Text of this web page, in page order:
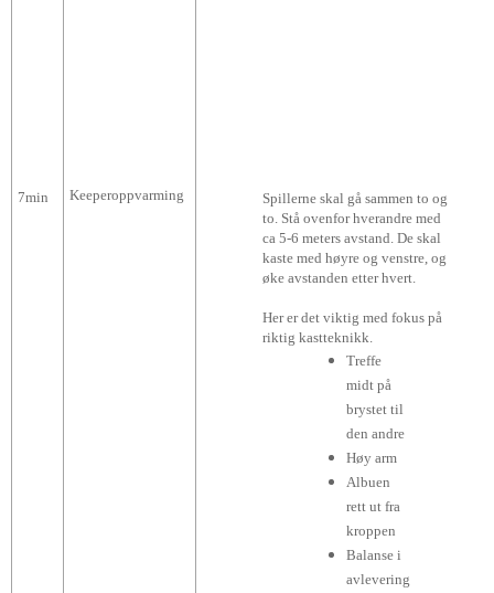
7min Keeperoppvarming
Spillerne skal gå sammen to og
to. Stå ovenfor hverandre med
ca 5-6 meters avstand. De skal
kaste med høyre og venstre, og
øke avstanden etter hvert.
Her er det viktig med fokus på
riktig kastteknikk.
Treffe
midt på
brystet til
den andre
Høy arm
Albuen
rett ut fra
kroppen
Balanse i
avlevering